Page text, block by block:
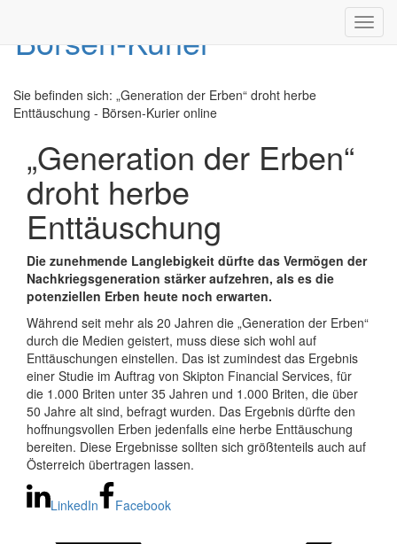
Sie befinden sich: „Generation der Erben“ droht herbe
Enttäuschung - Börsen-Kurier online
„Generation der Erben“
droht herbe
Enttäuschung
Die zunehmende Langlebigkeit dürfte das Vermögen der
Nachkriegsgeneration stärker aufzehren, als es die
potenziellen Erben heute noch erwarten.
Während seit mehr als 20 Jahren die „Generation der Erben“
durch die Medien geistert, muss diese sich wohl auf
Enttäuschungen einstellen. Das ist zumindest das Ergebnis
einer Studie im Auftrag von Skipton Financial Services, für
die 1.000 Briten unter 35 Jahren und 1.000 Briten, die über
50 Jahre alt sind, befragt wurden. Das Ergebnis dürfte den
hoffnungsvollen Erben jedenfalls eine herbe Enttäuschung
bereiten. Diese Ergebnisse sollten sich größtenteils auch auf
Österreich übertragen lassen.
LinkedIn Facebook